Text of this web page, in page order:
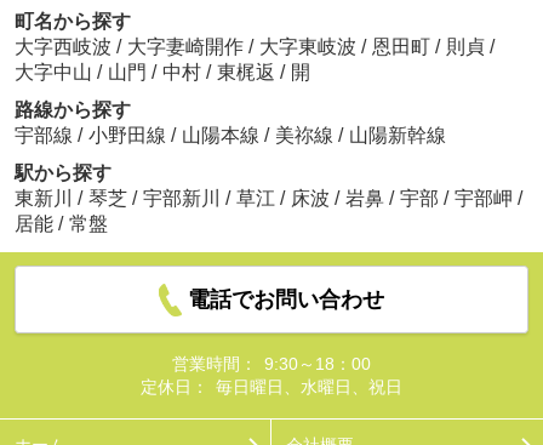
町名から探す
大字西岐波 / 大字妻崎開作 / 大字東岐波 / 恩田町 / 則貞 /
大字中山 / 山門 / 中村 / 東梶返 / 開
路線から探す
宇部線 / 小野田線 / 山陽本線 / 美祢線 / 山陽新幹線
駅から探す
東新川
/ 琴芝 / 宇部新川 / 草江 / 床波 / 岩鼻 / 宇部 / 宇部岬 /
居能 / 常盤
電話でお問い合わせ
営業時間：
9:30～18：00
定休日：
毎日曜日、水曜日、祝日